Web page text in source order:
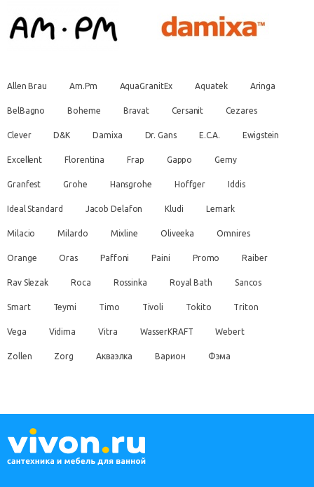
Allen Brau Am.Pm AquaGranitEx Aquatek Aringa
BelBagno Boheme Bravat Cersanit Cezares
Clever D&K Damixa Dr. Gans E.C.A. Ewigstein
Excellent Florentina Frap Gappo Gemy
Granfest Grohe Hansgrohe Hoffger Iddis
Ideal Standard Jacob Delafon Kludi Lemark
Milacio Milardo Mixline Oliveeka Omnires
Orange Oras Paffoni Paini Promo Raiber
Rav Slezak Roca Rossinka Royal Bath Sancos
Smart Teymi Timo Tivoli Tokito Triton
Vega Vidima Vitra WasserKRAFT Webert
Zollen Zorg Акваэлка Варион Фэма